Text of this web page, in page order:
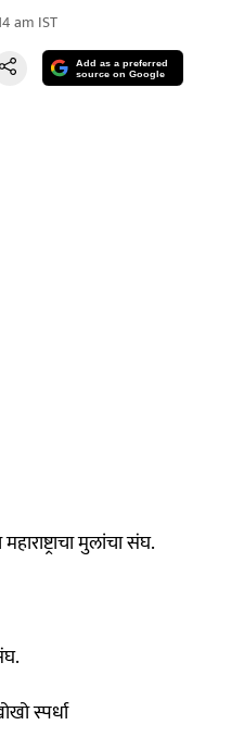
am IST
Add as a preferred
source on Google
मुलांचा संघ.
स्पर्धा